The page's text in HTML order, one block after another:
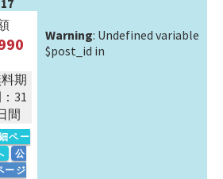
17
期
31
間
ペー
公
ージ
Warning: Undefined variable
$post_id in